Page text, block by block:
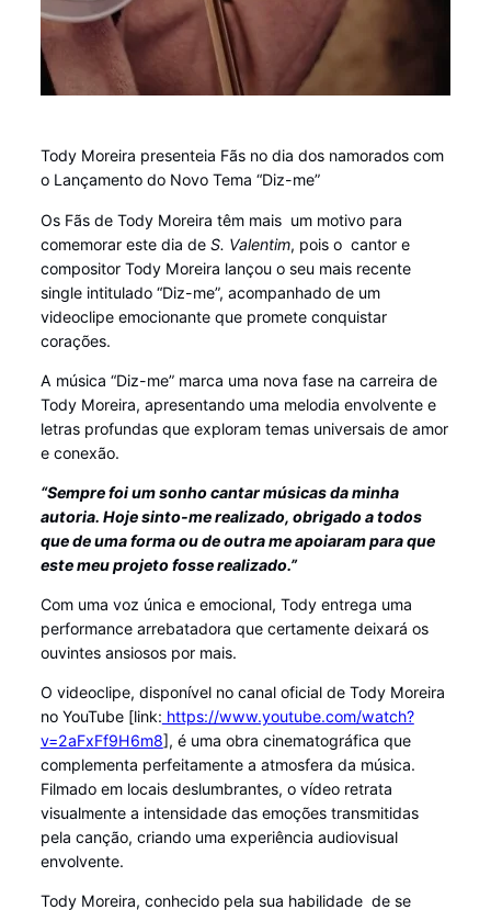
Tody Moreira presenteia Fãs no dia dos namorados com
o Lançamento do Novo Tema “Diz-me”
Os Fãs de Tody Moreira têm mais um motivo para
comemorar este dia de S. Valentim, pois o cantor e
compositor Tody Moreira lançou o seu mais recente
single intitulado “Diz-me”, acompanhado de um
videoclipe emocionante que promete conquistar
corações.
A música “Diz-me” marca uma nova fase na carreira de
Tody Moreira, apresentando uma melodia envolvente e
letras profundas que exploram temas universais de amor
e conexão.
“Sempre foi um sonho cantar músicas da minha
autoria. Hoje sinto-me realizado, obrigado a todos
que de uma forma ou de outra me apoiaram para que
este meu projeto fosse realizado.”
Com uma voz única e emocional, Tody entrega uma
performance arrebatadora que certamente deixará os
ouvintes ansiosos por mais.
O videoclipe, disponível no canal oficial de Tody Moreira
no YouTube [link: https://www.youtube.com/watch?
v=2aFxFf9H6m8], é uma obra cinematográfica que
complementa perfeitamente a atmosfera da música.
Filmado em locais deslumbrantes, o vídeo retrata
visualmente a intensidade das emoções transmitidas
pela canção, criando uma experiência audiovisual
envolvente.
Tody Moreira, conhecido pela sua habilidade de se